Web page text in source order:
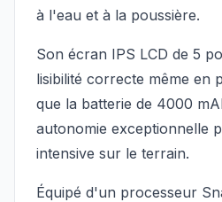
à l'eau et à la poussière.
Son écran IPS LCD de 5
lisibilité correcte même en
que la batterie de 4000
autonomie exceptionnelle
intensive sur le terrain.
Équipé d'un processeur